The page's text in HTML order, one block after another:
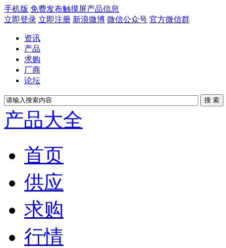
手机版 免费发布触摸屏产品信息
立即登录 立即注册 新浪微博 微信公众号 官方微信群
资讯
产品
求购
厂商
论坛
产品大全
首页
供应
求购
行情